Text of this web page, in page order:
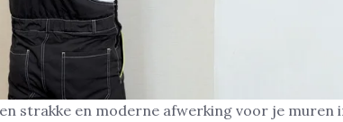
strakke en moderne afwerking voor je muren